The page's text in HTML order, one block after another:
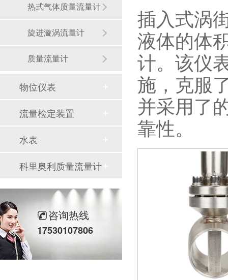
插入式涡
液体的体
计。该仪
施，克服
并采用了
靠性。
热式气体质量流量计
旋进漩涡流量计
质量流量计
物位仪表
流量检定装置
水表
科里奥利质量流量计
咨询热线
17530107806